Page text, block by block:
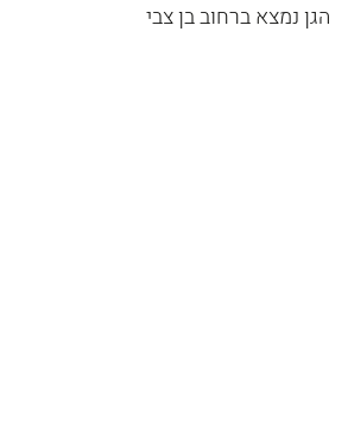
הגן נמצא ברחוב בן צבי